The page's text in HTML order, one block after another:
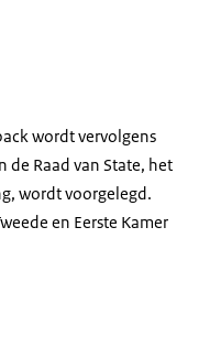
wordt vervolgens
de Raad van State, het
wordt voorgelegd.
en Eerste Kamer